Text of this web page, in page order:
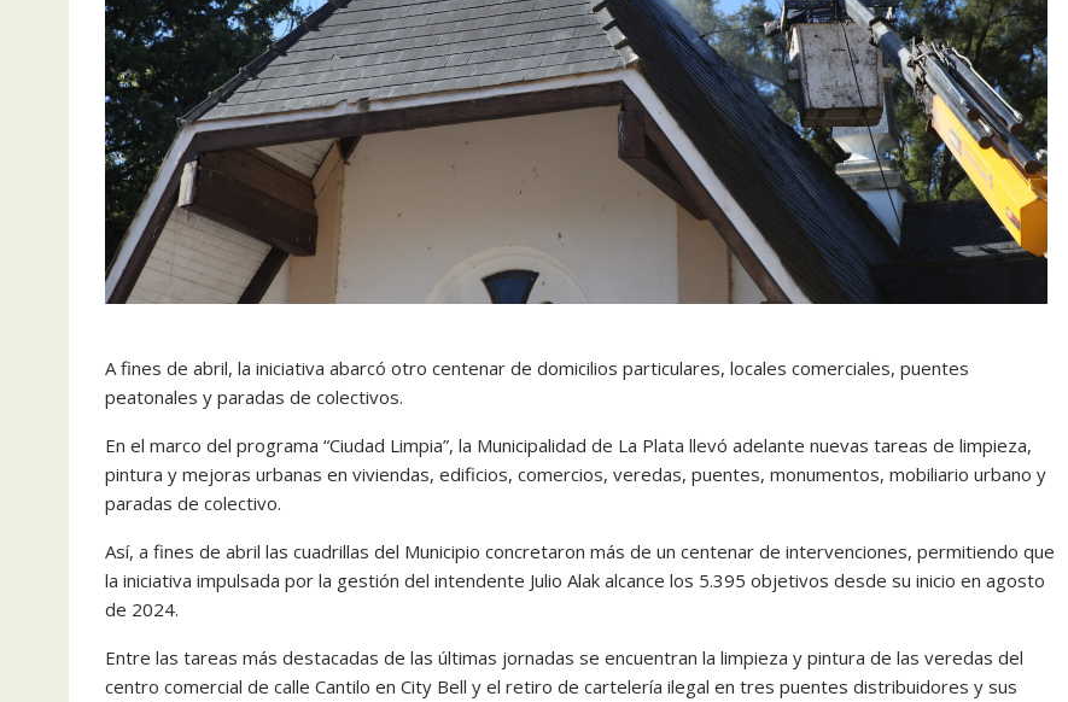
A fines de abril, la iniciativa abarcó otro centenar de domicilios particulares, locales comerciales, puentes
peatonales y paradas de colectivos.
En el marco del programa “Ciudad Limpia”, la Municipalidad de La Plata llevó adelante nuevas tareas de limpieza,
pintura y mejoras urbanas en viviendas, edificios, comercios, veredas, puentes, monumentos, mobiliario urbano y
paradas de colectivo.
Así, a fines de abril las cuadrillas del Municipio concretaron más de un centenar de intervenciones, permitiendo que
la iniciativa impulsada por la gestión del intendente Julio Alak alcance los 5.395 objetivos desde su inicio en agosto
de 2024.
Entre las tareas más destacadas de las últimas jornadas se encuentran la limpieza y pintura de las veredas del
centro comercial de calle Cantilo en City Bell y el retiro de cartelería ilegal en tres puentes distribuidores y sus